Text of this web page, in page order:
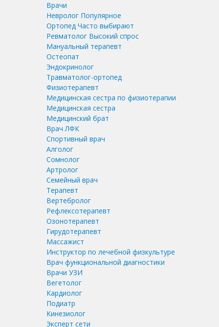
Врачи
Невролог Популярное
Ортопед Часто выбирают
Ревматолог Высокий спрос
Мануальный терапевт
Остеопат
Эндокринолог
Травматолог-ортопед
Физиотерапевт
Медицинская сестра по физиотерапии
Медицинская сестра
Медицинский брат
Врач ЛФК
Спортивный врач
Алголог
Сомнолог
Артролог
Семейный врач
Терапевт
Вертебролог
Рефлексотерапевт
Озонотерапевт
Гирудотерапевт
Массажист
Инструктор по лечебной физкультуре
Врач функциональной диагностики
Врачи УЗИ
Вегетолог
Кардиолог
Подиатр
Кинезиолог
Эксперт сети